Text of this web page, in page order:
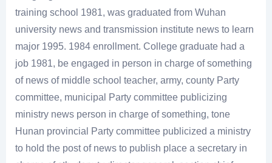
training school 1981, was graduated from Wuhan
university news and transmission institute news to learn
major 1995. 1984 enrollment. College graduate had a
job 1981, be engaged in person in charge of something
of news of middle school teacher, army, county Party
committee, municipal Party committee publicizing
ministry news person in charge of something, tone
Hunan provincial Party committee publicized a ministry
to hold the post of news to publish place a secretary in